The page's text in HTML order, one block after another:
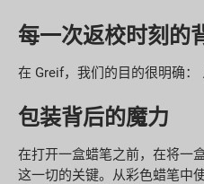
每一次返校时刻的
在 Greif，我们的目的很明确：
包装背后的魔力
在打开一盒蜡笔之前，在将一
这一切的关键。从彩色蜡笔中